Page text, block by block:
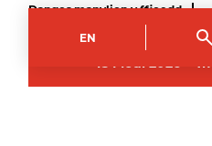
EN
Dangos manylion y ffioedd